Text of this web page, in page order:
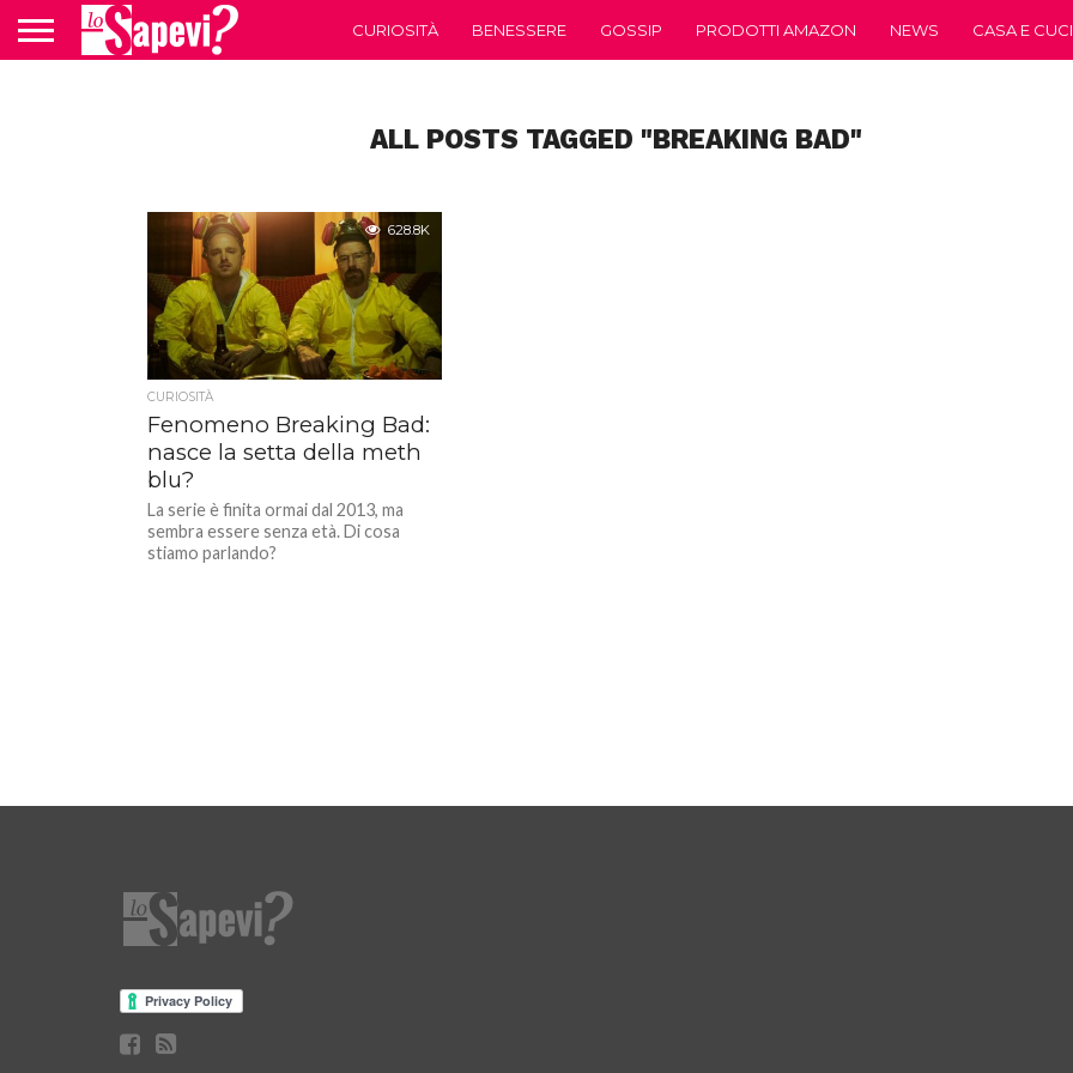
CURIOSITÀ BENESSERE GOSSIP PRODOTTI AMAZON NEWS CASA E
ALL POSTS TAGGED "BREAKING BAD"
628.8K
CURIOSITÀ
Fenomeno Breaking Bad:
nasce la setta della meth
blu?
La serie è finita ormai dal 2013, ma
sembra essere senza età. Di cosa
stiamo parlando?